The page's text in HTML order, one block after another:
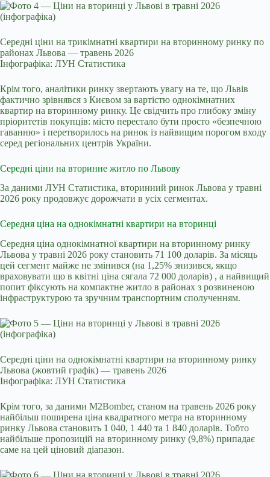
Середні ціни на трикімнатні квартири на вторинному ринку по
районах Львова — травень 2026
Інфографіка: ЛУН Статистика
Крім того, аналітики ринку звертають увагу на те, що Львів
фактично зрівнявся з Києвом за вартістю однокімнатних
квартир на вторинному ринку. Це свідчить про глибоку зміну
пріоритетів покупців: місто перестало бути просто «безпечною
гаванню» і перетворилось на ринок із найвищим порогом входу
серед регіональних центрів України.
Середні ціни на вторинне житло по Львову
За даними ЛУН Статистика, вторинний ринок Львова у травні
2026 року продовжує дорожчати в усіх сегментах.
Середня ціна на однокімнатні квартири на вторинці
Середня ціна однокімнатної квартири на вторинному ринку
Львова у травні 2026 року становить 71 100 доларів. За місяць
цей сегмент майже не змінився (на 1,25% знизився, якщо
враховувати що в квітні ціна сягала 72 000 доларів) , а найвищий
попит фіксують на компактне житло в районах з розвиненою
інфраструктурою та зручним транспортним сполученням.
Середні ціни на однокімнатні квартири на вторинному ринку
Львова (жовтий графік) — травень 2026
Інфографіка: ЛУН Статистика
Крім того, за даними M2Bomber, станом на травень 2026 року
найбільш поширена ціна квадратного метра на вторинному
ринку Львова становить 1 040, 1 440 та 1 840 доларів. Тобто
найбільше пропозицій на вторинному ринку (9,8%) припадає
саме на цей ціновий діапазон.